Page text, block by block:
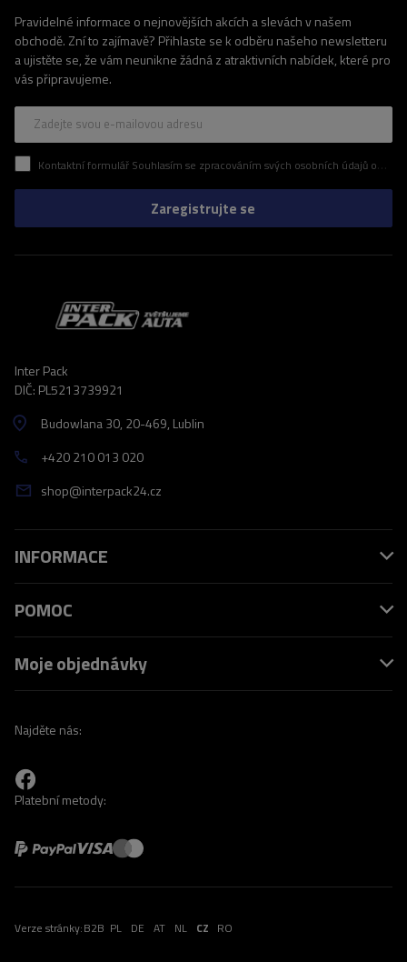
Pravidelné informace o nejnovějších akcích a slevách v našem
obchodě. Zní to zajímavě? Přihlaste se k odběru našeho newsletteru
a ujistěte se, že vám neunikne žádná z atraktivních nabídek, které pro
vás připravujeme.
Zadejte svou e-mailovou adresu
Kontaktní formulář Souhlasím se zpracováním svých osobních údajů obsažených v kontaktním formuláři v souladu s nařízením Evropského parlamentu a Rady (EU)
Zaregistrujte se
Inter Pack
DIČ: PL5213739921
Budowlana 30, 20-469, Lublin
+420 210 013 020
shop@interpack24.cz
INFORMACE
POMOC
Moje objednávky
Najděte nás:
Platební metody:
Verze stránky:B2B PL DE AT NL CZ RO